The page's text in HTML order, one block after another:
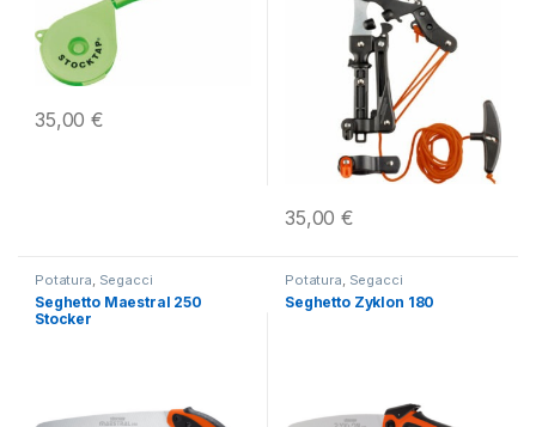
35,00€
35,00€
Potatura, Segacci
Seghetto Maestral 250
Stocker
Potatura, Segacci
Seghetto Zyklon 180